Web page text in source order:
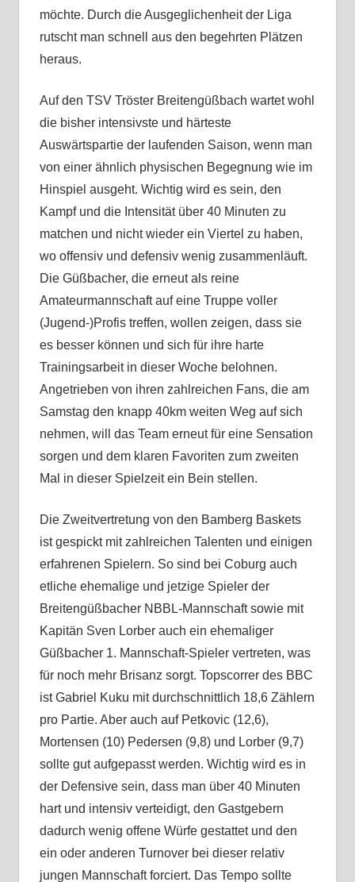
möchte. Durch die Ausgeglichenheit der Liga
rutscht man schnell aus den begehrten Plätzen
heraus.
Auf den TSV Tröster Breitengüßbach wartet wohl
die bisher intensivste und härteste
Auswärtspartie der laufenden Saison, wenn man
von einer ähnlich physischen Begegnung wie im
Hinspiel ausgeht. Wichtig wird es sein, den
Kampf und die Intensität über 40 Minuten zu
matchen und nicht wieder ein Viertel zu haben,
wo offensiv und defensiv wenig zusammenläuft.
Die Güßbacher, die erneut als reine
Amateurmannschaft auf eine Truppe voller
(Jugend-)Profis treffen, wollen zeigen, dass sie
es besser können und sich für ihre harte
Trainingsarbeit in dieser Woche belohnen.
Angetrieben von ihren zahlreichen Fans, die am
Samstag den knapp 40km weiten Weg auf sich
nehmen, will das Team erneut für eine Sensation
sorgen und dem klaren Favoriten zum zweiten
Mal in dieser Spielzeit ein Bein stellen.
Die Zweitvertretung von den Bamberg Baskets
ist gespickt mit zahlreichen Talenten und einigen
erfahrenen Spielern. So sind bei Coburg auch
etliche ehemalige und jetzige Spieler der
Breitengüßbacher NBBL-Mannschaft sowie mit
Kapitän Sven Lorber auch ein ehemaliger
Güßbacher 1. Mannschaft-Spieler vertreten, was
für noch mehr Brisanz sorgt. Topscorrer des BBC
ist Gabriel Kuku mit durchschnittlich 18,6 Zählern
pro Partie. Aber auch auf Petkovic (12,6),
Mortensen (10) Pedersen (9,8) und Lorber (9,7)
sollte gut aufgepasst werden. Wichtig wird es in
der Defensive sein, dass man über 40 Minuten
hart und intensiv verteidigt, den Gastgebern
dadurch wenig offene Würfe gestattet und den
ein oder anderen Turnover bei dieser relativ
jungen Mannschaft forciert. Das Tempo sollte